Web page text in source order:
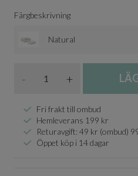
Färgbeskrivning
Natural
- +
Fri frakt till ombud
Hemleverans 199 kr
Returavgift: 49 kr (ombud)
Öppet köp i 14 dagar